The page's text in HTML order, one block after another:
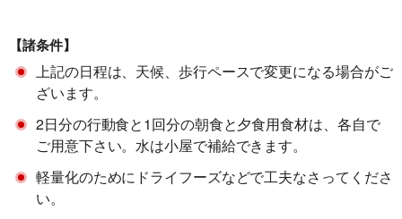
【諸条件】
上記の日程は、天候、歩行ペースで変更になる場合がご
ざいます。
2日分の行動食と1回分の朝食と夕食用食材は、各自で
ご用意下さい。水は小屋で補給できます。
軽量化のためにドライフーズなどで工夫なさってくださ
い。